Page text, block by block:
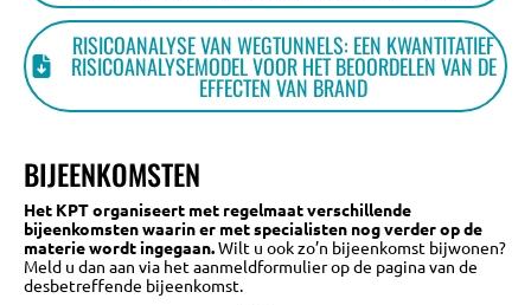
RISICOANALYSE VAN WEGTUNNELS: EEN KWANTITATIEF
RISICOANALYSEMODEL VOOR HET BEOORDELEN VAN DE
EFFECTEN VAN BRAND
BIJEENKOMSTEN
Het KPT organiseert met regelmaat verschillende
bijeenkomsten waarin er met specialisten nog verder op de
materie wordt ingegaan.Wilt u ook zo’n bijeenkomst bijwonen?
Meld u dan aan via het aanmeldformulier op de pagina van de
desbetreffende bijeenkomst.